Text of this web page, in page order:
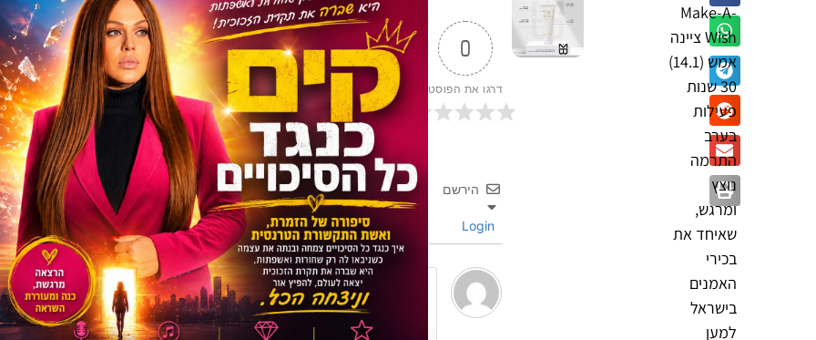
Make-A-
Wish ציינה
אמש (14.1)
30 שנות
פעילות
בערב
התרמה
נוצץ
ומרגש,
שאיחד את
בכירי
האמנים
בישראל
למען
0
דרגו את הפוסט
הירשם